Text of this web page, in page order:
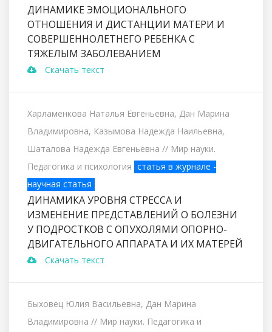
ДИНАМИКЕ ЭМОЦИОНАЛЬНОГО
ОТНОШЕНИЯ И ДИСТАНЦИИ МАТЕРИ И
СОВЕРШЕННОЛЕТНЕГО РЕБЕНКА С
ТЯЖЕЛЫМ ЗАБОЛЕВАНИЕМ
Скачать текст
Харламенкова Наталья Евгеньевна, Дан Марина
Владимировна, Казымова Надежда Наильевна,
Шаталова Надежда Евгеньевна // Мир науки.
Педагогика и психология статья в журнале -
научная статья
ДИНАМИКА УРОВНЯ СТРЕССА И
ИЗМЕНЕНИЕ ПРЕДСТАВЛЕНИЙ О БОЛЕЗНИ
У ПОДРОСТКОВ С ОПУХОЛЯМИ ОПОРНО-
ДВИГАТЕЛЬНОГО АППАРАТА И ИХ МАТЕРЕЙ
Скачать текст
Быховец Юлия Васильевна, Дан Марина
Владимировна // Мир науки. Педагогика и